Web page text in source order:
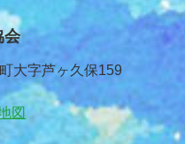
会
大字芦ヶ久保159
図